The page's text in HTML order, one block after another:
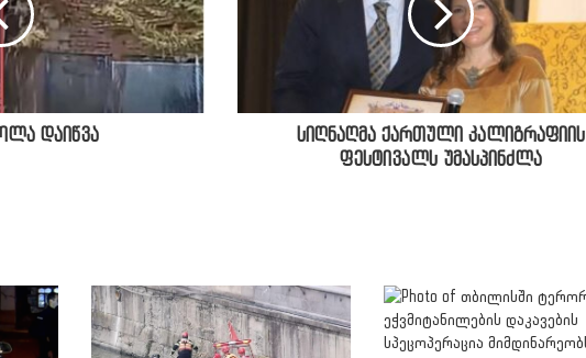
დაიწვა
სიღნაღმა ქართული კალიგრაფიის
ფესტივალს უმასპინძლა